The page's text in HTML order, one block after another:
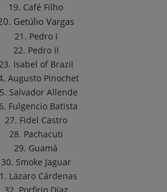
19. Café Filho
Getúlio Vargas
21. Pedro I
22. Pedro II
Isabel of Brazil
Augusto Pinochet
Salvador Allende
Fulgencio Batista
27. Fidel Castro
28. Pachacuti
29. Guamá
Smoke Jaguar
Lázaro Cárdenas